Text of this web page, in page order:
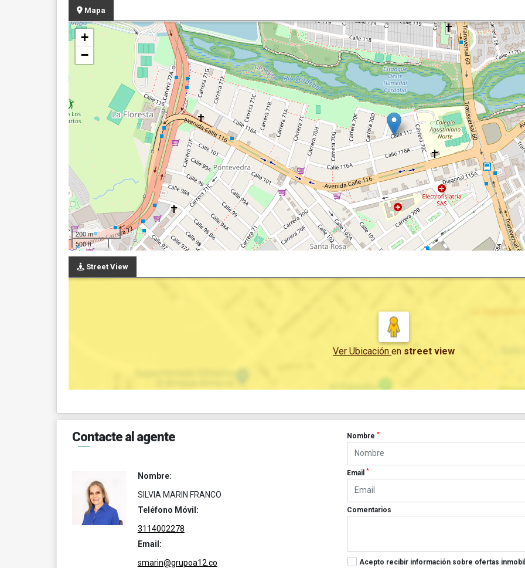
Mapa
+
−
200 m
500 ft
Street View
Ver Ubicación en street view
Contacte al agente
Nombre:
SILVIA MARIN FRANCO
Teléfono Móvil:
3114002278
Email:
smarin@grupoa12.co
Nombre*
Email*
Comentarios
Acepto recibir información sobre ofertas